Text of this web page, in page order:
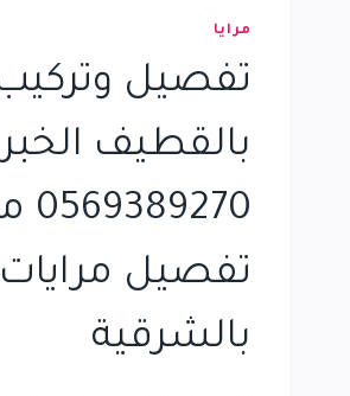
مرايا
تفصيل وتركيب
بالقطيف
تفصيل
بالشرقية